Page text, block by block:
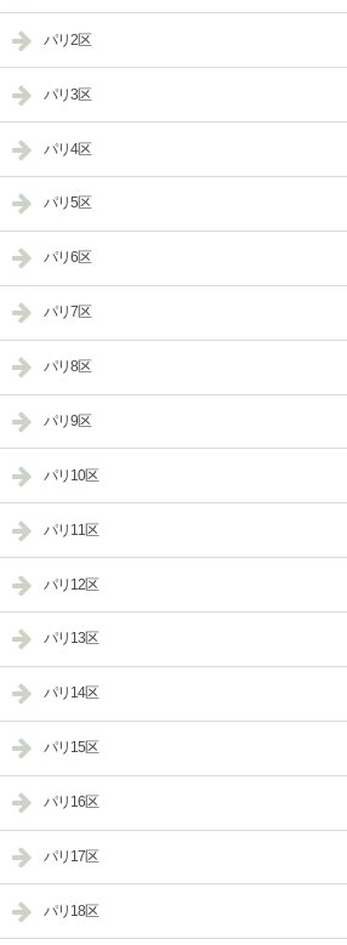
パリ2区
パリ3区
パリ4区
パリ5区
パリ6区
パリ7区
パリ8区
パリ9区
パリ10区
パリ11区
パリ12区
パリ13区
パリ14区
パリ15区
パリ16区
パリ17区
パリ18区